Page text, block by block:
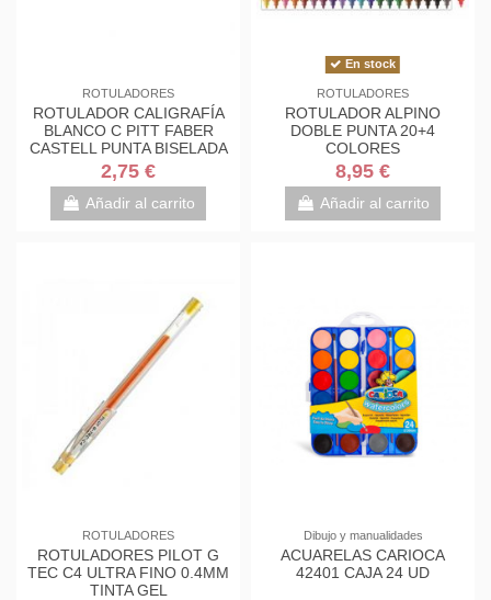
ROTULADORES
ROTULADOR CALIGRAFÍA
BLANCO C PITT FABER
CASTELL PUNTA BISELADA
2,75 €
Añadir al carrito
En stock
ROTULADORES
ROTULADOR ALPINO
DOBLE PUNTA 20+4
COLORES
8,95 €
Añadir al carrito
ROTULADORES
ROTULADORES PILOT G
TEC C4 ULTRA FINO 0.4MM
TINTA GEL
Dibujo y manualidades
ACUARELAS CARIOCA
42401 CAJA 24 UD